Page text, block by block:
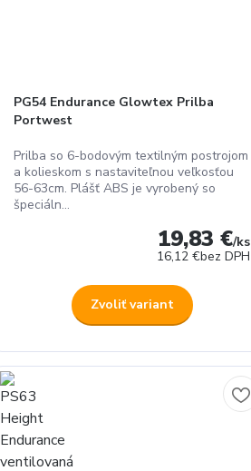
PG54 Endurance Glowtex Prilba
Portwest
Prilba so 6-bodovým textilným postrojom
a kolieskom s nastaviteľnou veľkosťou
56-63cm. Plášť ABS je vyrobený so
špeciáln...
19,83 €/ks
16,12 €bez DPH
Zvoliť variant